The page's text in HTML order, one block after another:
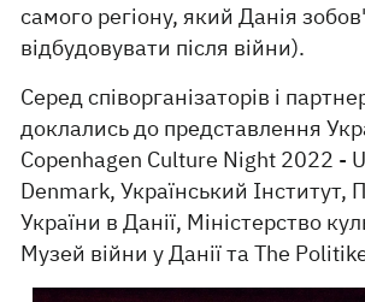
самого регіону, який Данія
відбудовувати після війни).
Серед співорганізаторів і
доклались до представлення
Copenhagen Culture Night 2022 -
Denmark, Український Інститут,
України в Данії, Міністерство
Музей війни у Данії та The